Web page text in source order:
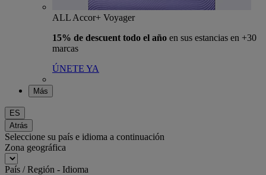
ALL Accor+ Voyager
15% de descuent todo el año en sus estancias en +30
marcas
ÚNETE YA
Más
ES
Atrás
Seleccione su país e idioma a continuación
Zona geográfica
País / Región - Idioma